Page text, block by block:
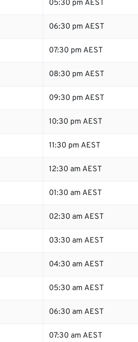
05:30 pm AEST
06:30 pm AEST
07:30 pm AEST
08:30 pm AEST
09:30 pm AEST
10:30 pm AEST
11:30 pm AEST
12:30 am AEST
01:30 am AEST
02:30 am AEST
03:30 am AEST
04:30 am AEST
05:30 am AEST
06:30 am AEST
07:30 am AEST